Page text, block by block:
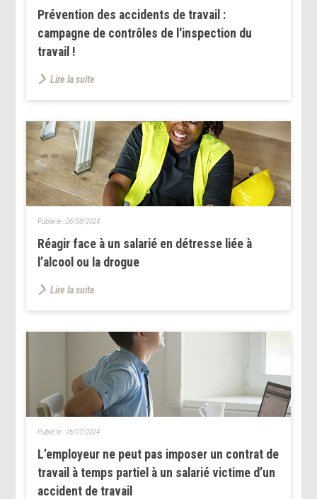
Prévention des accidents de travail :
campagne de contrôles de l'inspection du
travail !
Lire la suite
Réagir face à un salarié en détresse liée à
l’alcool ou la drogue
Publié le :06/08/2024
Lire la suite
L’employeur ne peut pas imposer un contrat de
travail à temps partiel à un salarié victime d’un
accident de travail
Publié le : 16/07/2024